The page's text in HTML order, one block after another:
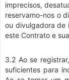
imprecisos,
reservamo-nos o
ou divulgadora de
este Contrato e
3.2 Ao se
suficientes para